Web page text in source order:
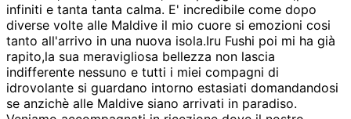
infiniti e tanta tanta calma. E' incredibile come dopo
diverse volte alle Maldive il mio cuore si emozioni cosi
tanto all'arrivo in una nuova isola.Iru Fushi poi mi ha già
rapito,la sua meravigliosa bellezza non lascia
indifferente nessuno e tutti i miei compagni di
idrovolante si guardano intorno estasiati domandandosi
se anzichè alle Maldive siano arrivati in paradiso.